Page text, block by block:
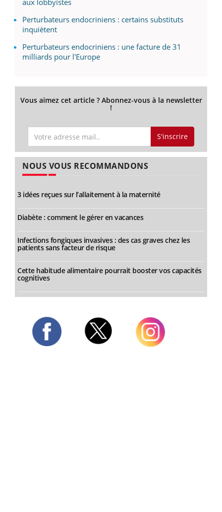
aux lobbyistes
Perturbateurs endocriniens : certains substituts
inquiètent
Perturbateurs endocriniens : une facture de 31
milliards pour l'Europe
Vous aimez cet article ? Abonnez-vous à la newsletter
!
S'inscrire
NOUS VOUS RECOMMANDONS
3 idées reçues sur l’allaitement à la maternité
Diabète : comment le gérer en vacances
Infections fongiques invasives : des cas graves chez les
patients sans facteur de risque
Cette habitude alimentaire pourrait booster vos capacités
cognitives